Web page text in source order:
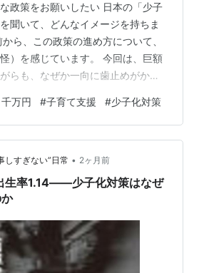
政策をお願いしたい 日本の「少子
聞いて、どんなイメージを持ちま
ら、この政策の進め方について、
）を感じています。 今回は、巨額
らも、なぜか一向に歯止めがかか
策」と「子育て支援」の決定的な
と言いますと、国や自治体が「少
びながら、実際にやっていること
子育て支援」に（ほぼ限定に）な
ろん、子育て支援自体はもの凄く
費の無償化や児童手…
千万円 #子育て支援 #少子化対策
しすぎない”日常 • 2ヶ月前
生率1.14――少子化対策はなぜ